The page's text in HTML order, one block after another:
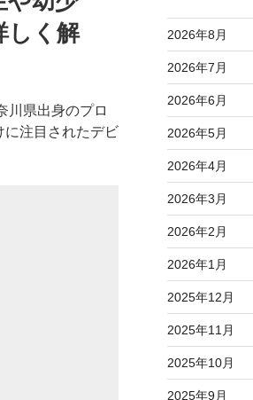
く解
川県出身のプロ
に注目されたデビ
2026年8月
2026年7月
2026年6月
2026年5月
2026年4月
2026年3月
2026年2月
2026年1月
2025年12月
2025年11月
2025年10月
2025年9月